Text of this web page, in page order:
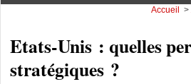
Accueil >
Etats-Unis : quelles
stratégiques ?